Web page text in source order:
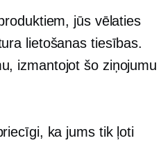
jūs vēlaties
lietošanas tiesības.
izmantojot šo ziņojumu
ka jums tik ļoti